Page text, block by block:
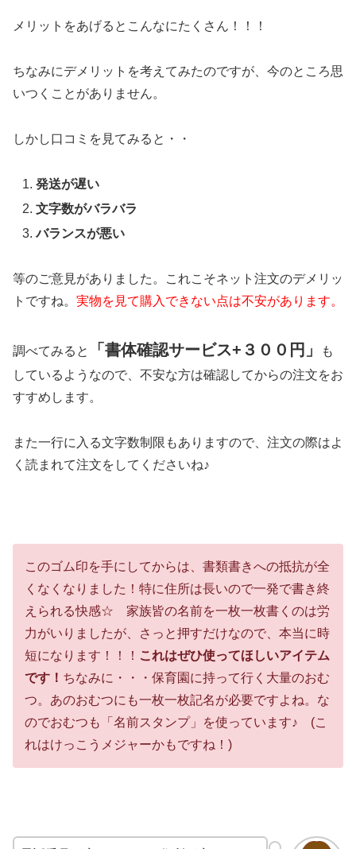
メリットをあげるとこんなにたくさん！！！
ちなみにデメリットを考えてみたのですが、今のところ思
いつくことがありません。
しかし口コミを見てみると・・
発送が遅い
文字数がバラバラ
バランスが悪い
等のご意見がありました。これこそネット注文のデメリッ
トですね。 実物を見て購入できない点は不安があります。
調べてみると 「書体確認サービス+３００円」
も
しているようなので、不安な方は確認してからの注文をお
すすめします。
また一行に入る文字数制限もありますので、注文の際はよ
く読まれて注文をしてくださいね♪
このゴム印を手にしてからは、書類書きへの抵抗が全
くなくなりました！特に住所は長いので一発で書き終
えられる快感☆ 家族皆の名前を一枚一枚書くのは労
力がいりましたが、さっと押すだけなので、本当に時
短になります！！！ これはぜひ使ってほしいアイテム
です！ ちなみに・・・保育園に持って行く大量のおむ
つ。あのおむつにも一枚一枚記名が必要ですよね。な
のでおむつも「名前スタンプ」を使っています♪ (こ
れはけっこうメジャーかもですね！)